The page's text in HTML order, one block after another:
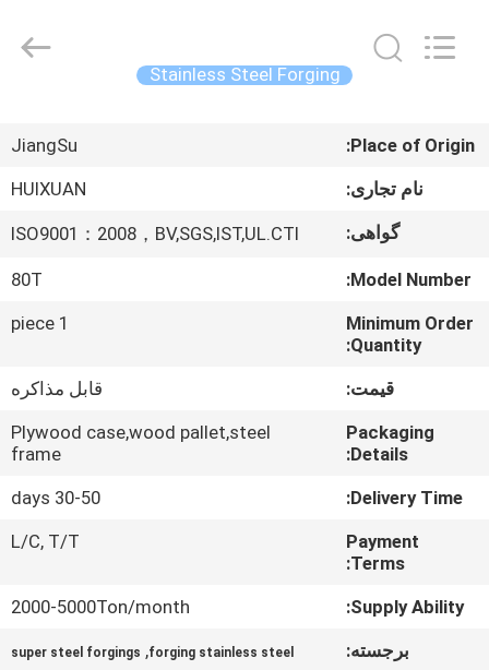
اصلی
محصولات
فیلم
های
تور
کارخانه
کنترل
کیفیت
ENERGY
Stainless Steel Forging
Place of Origin:
JiangSu
نام تجاری:
HUIXUAN
گواهی:
ISO9001：2008，BV,SGS,IST,UL.CTI
Model Number:
80T
Minimum Order
Quantity:
1 piece
قیمت:
قابل مذاکره
Packaging
Details:
Plywood case,wood pallet,steel
frame
Delivery Time:
30-50 days
Payment
Terms:
L/C, T/T
Supply Ability:
2000-5000Ton/month
برجسته:
forging stainless steel
,
super steel forgings